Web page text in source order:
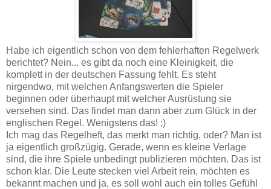
Habe ich eigentlich schon von dem fehlerhaften Regelwerk
berichtet? Nein... es gibt da noch eine Kleinigkeit, die
komplett in der deutschen Fassung fehlt. Es steht
nirgendwo, mit welchen Anfangswerten die Spieler
beginnen oder überhaupt mit welcher Ausrüstung sie
versehen sind. Das findet man dann aber zum Glück in der
englischen Regel. Wenigstens das! ;)
Ich mag das Regelheft, das merkt man richtig, oder? Man ist
ja eigentlich großzügig. Gerade, wenn es kleine Verlage
sind, die ihre Spiele unbedingt publizieren möchten. Das ist
schon klar. Die Leute stecken viel Arbeit rein, möchten es
bekannt machen und ja, es soll wohl auch ein tolles Gefühl